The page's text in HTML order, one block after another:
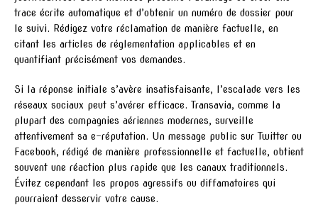
trace écrite automatique et d’obtenir un numéro de dossier pour
le suivi. Rédigez votre réclamation de manière factuelle, en
citant les articles de réglementation applicables et en
quantifiant précisément vos demandes.
Si la réponse initiale s’avère insatisfaisante, l’escalade vers les
réseaux sociaux peut s’avérer efficace. Transavia, comme la
plupart des compagnies aériennes modernes, surveille
attentivement sa e-réputation. Un message public sur Twitter ou
Facebook, rédigé de manière professionnelle et factuelle, obtient
souvent une réaction plus rapide que les canaux traditionnels.
Évitez cependant les propos agressifs ou diffamatoires qui
pourraient desservir votre cause.